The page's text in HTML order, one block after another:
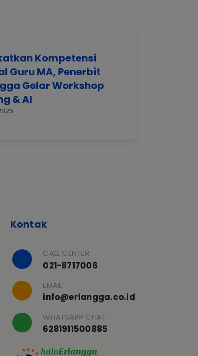
Kompetensi
Guru MA, Penerbit
Gelar Workshop
& AI
Kontak
CALL CENTER
021-8717006
EMAIL
info@erlangga.co.id
WHATSAPP CHAT
6281911500885